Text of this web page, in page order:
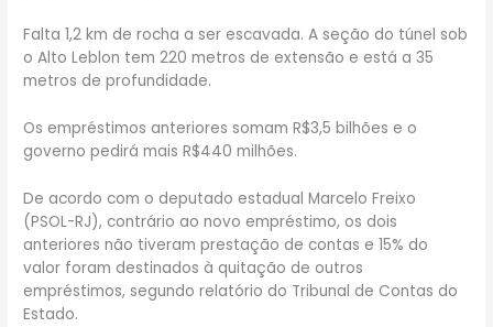
Falta 1,2 km de rocha a ser escavada. A seção do túnel sob
o Alto Leblon tem 220 metros de extensão e está a 35
metros de profundidade.
Os empréstimos anteriores somam R$3,5 bilhões e o
governo pedirá mais R$440 milhões.
De acordo com o deputado estadual Marcelo Freixo
(PSOL-RJ), contrário ao novo empréstimo, os dois
anteriores não tiveram prestação de contas e 15% do
valor foram destinados à quitação de outros
empréstimos, segundo relatório do Tribunal de Contas do
Estado.